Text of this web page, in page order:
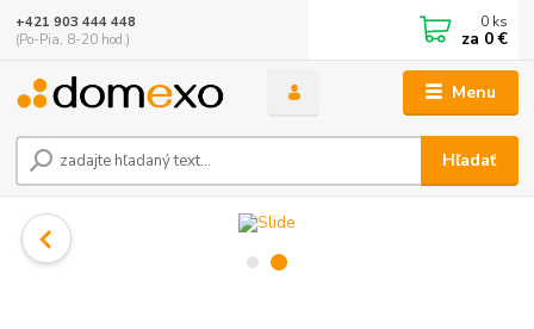
Menu
Hľadať
+421 903 444 448
(Po-Pia, 8-20 hod.)
0 ks
za 0 €